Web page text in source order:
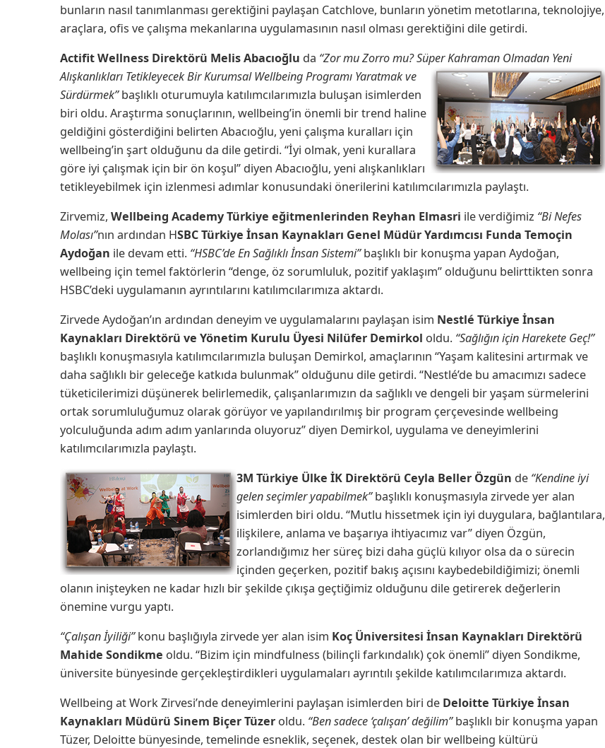
bunların nasıl tanımlanması gerektiğini paylaşan Catchlove, bunların yönetim metotlarına, teknolojiye,
araçlara, ofis ve çalışma mekanlarına uygulamasının nasıl olması gerektiğini dile getirdi.
Actifit Wellness Direktörü Melis Abacıoğlu da “Zor mu Zorro mu? Süper Kahraman Olmadan Yeni
Alışkanlıkları Tetikleyecek Bir KurumsalWellbeing Programı Yaratmak ve
Sürdürmek”başlıklı oturumuyla katılımcılarımızla buluşan isimlerden
biri oldu. Araştırma sonuçlarının, wellbeing’in önemli bir trend haline
geldiğini gösterdiğini belirten Abacıoğlu, yeni çalışma kuralları için
wellbeing’in şart olduğunu da dile getirdi. “İyi olmak, yeni kurallara
göre iyi çalışmak için bir ön koşul” diyen Abacıoğlu, yeni alışkanlıkları
tetikleyebilmek için izlenmesi adımlar konusundaki önerilerini katılımcılarımızla paylaştı.
Zirvemiz, Wellbeing Academy Türkiye eğitmenlerinden Reyhan Elmasri ile verdiğimiz “Bi Nefes
Molası”nın ardından HSBC Türkiye İnsan Kaynakları Genel Müdür Yardımcısı Funda Temoçin
Aydoğan ile devam etti. “HSBC’de En Sağlıklı İnsan Sistemi”başlıklı bir konuşma yapan Aydoğan,
wellbeing için temel faktörlerin “denge, öz sorumluluk, pozitif yaklaşım” olduğunu belirttikten sonra
HSBC’deki uygulamanın ayrıntılarını katılımcılarımıza aktardı.
Zirvede Aydoğan’ın ardından deneyim ve uygulamalarını paylaşan isim Nestlé Türkiye İnsan
Kaynakları Direktörü ve Yönetim Kurulu Üyesi Nilüfer Demirkol oldu. “Sağlığın için Harekete Geç!”
başlıklı konuşmasıyla katılımcılarımızla buluşan Demirkol, amaçlarının “Yaşam kalitesini artırmak ve
daha sağlıklı bir geleceğe katkıda bulunmak” olduğunu dile getirdi. “Nestlé’de bu amacımızı sadece
tüketicilerimizi düşünerek belirlemedik, çalışanlarımızın da sağlıklı ve dengeli bir yaşam sürmelerini
ortak sorumluluğumuz olarak görüyor ve yapılandırılmış bir program çerçevesinde wellbeing
yolculuğunda adım adım yanlarında oluyoruz” diyen Demirkol, uygulama ve deneyimlerini
katılımcılarımızla paylaştı.
3M Türkiye Ülke İK Direktörü Ceyla Beller Özgün de “Kendine iyi
gelen seçimler yapabilmek”başlıklı konuşmasıyla zirvede yer alan
isimlerden biri oldu. “Mutlu hissetmek için iyi duygulara, bağlantılara,
ilişkilere, anlama ve başarıya ihtiyacımız var” diyen Özgün,
zorlandığımız her süreç bizi daha güçlü kılıyor olsa da o sürecin
içinden geçerken, pozitif bakış açısını kaybedebildiğimizi; önemli
olanın inişteyken ne kadar hızlı bir şekilde çıkışa geçtiğimiz olduğunu dile getirerek değerlerin
önemine vurgu yaptı.
“Çalışan İyiliği”konu başlığıyla zirvede yer alan isim Koç Üniversitesi İnsan Kaynakları Direktörü
Mahide Sondikme oldu. “Bizim için mindfulness (bilinçli farkındalık) çok önemli” diyen Sondikme,
üniversite bünyesinde gerçekleştirdikleri uygulamaları ayrıntılı şekilde katılımcılarımıza aktardı.
Wellbeing at Work Zirvesi’nde deneyimlerini paylaşan isimlerden biri de Deloitte Türkiye İnsan
Kaynakları Müdürü Sinem Biçer Tüzer oldu. “Ben sadece ‘çalışan’ değilim”başlıklı bir konuşma yapan
Tüzer, Deloitte bünyesinde, temelinde esneklik, seçenek, destek olan bir wellbeing kültürü